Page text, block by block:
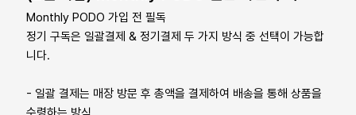
Monthly PODO 가입 전 필독
정기 구독은 일괄결제 & 정기결제 두 가지 방식 중 선택이 가능합
니다.
- 일괄 결제는 매장 방문 후 총액을 결제하여 배송을 통해 상품을